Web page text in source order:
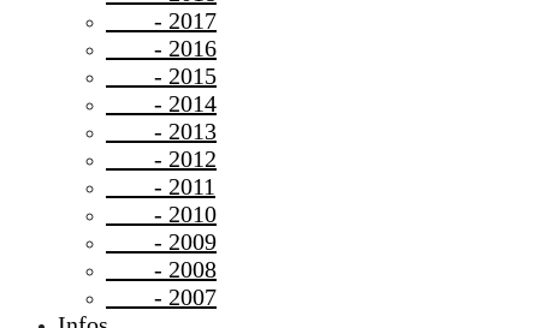
- 2017
- 2016
- 2015
- 2014
- 2013
- 2012
- 2011
- 2010
- 2009
- 2008
- 2007